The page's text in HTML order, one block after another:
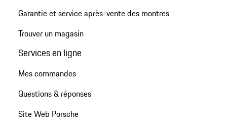
Garantie et service après-vente des montres
Trouver un magasin
Services en ligne
Mes commandes
Questions & réponses
Site Web Porsche